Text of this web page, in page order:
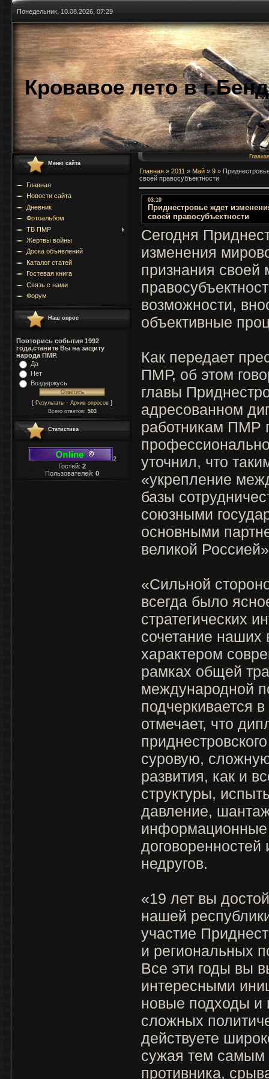
Понедельник, 10.08.2026, 07:29
Кровавое лето в
Меню сайта
Главная
Новости сайта
Дневник
Фотоальбом
ТВ ПМР
Жертвы войны
Доска объявлений
Каталог статей
Гостевая книга
Связь с нами
Форум
Наш опрос
Повторись события 1992
года,станите Вы на защиту
народа ПМР.
Да
Нет
Воздержусь
[ Результаты · Архив опросов ]
Всего ответов: 503
Статистика
2
Гостей: 2
Пользователей: 0
Главная
Главная » 2011 » Май » 9 »
своей правосубъектности
03:10
Приднестровье ждет
своей правосубъектности
Сегодня
изменения
признания
возможности,
объективные
Как передает
ПМР, об этом
главы
адресованном
работникам ПМР
уточнил, что
«укрепление
базы
союзными
основными
великой
«Сильной
всегда было
стратегических
сочетание наших
характером
рамках общей
международной
подчеркивается
отмечает, что
суровую,
развития, как и
структуры,
давление,
недругов.
«19 лет вы
нашей
участие
и региональных
Все эти годы вы
интересными
новые подходы и
сложных
действуете
сужая тем самым
противника,